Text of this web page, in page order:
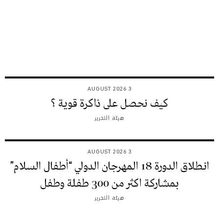
3 AUGUST 2026
كيف نحصل على ذاكرة قوية ؟
هيئة التحرير
3 AUGUST 2026
انطلاق الدورة 18 المهرجان الدولي “أطفال السلام”
بمشاركة اكثر من 300 طفلة وطفل
هيئة التحرير